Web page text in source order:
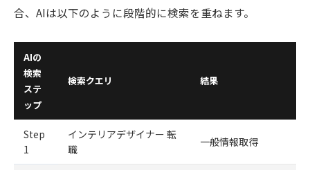
合、AIは以下のように段階的に検索を重ねます。
AIの
検索
ステ
ップ
検索クエリ 結果
Step
1
インテリアデザイナー 転
職
一般情報取得